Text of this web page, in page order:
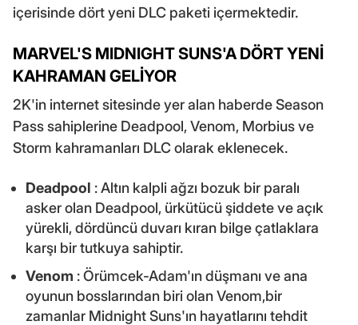
içerisinde dört yeni DLC paketi içermektedir.
MARVEL'S MIDNIGHT SUNS'A DÖRT YENİ
KAHRAMAN GELİYOR
2K'in internet sitesinde yer alan haberde Season
Pass sahiplerine Deadpool, Venom, Morbius ve
Storm kahramanları DLC olarak eklenecek.
Deadpool : Altın kalpli ağzı bozuk bir paralı
asker olan Deadpool, ürkütücü şiddete ve açık
yürekli, dördüncü duvarı kıran bilge çatlaklara
karşı bir tutkuya sahiptir.
Venom : Örümcek-Adam'ın düşmanı ve ana
oyunun bosslarından biri olan Venom,bir
zamanlar Midnight Suns'ın hayatlarını tehdit